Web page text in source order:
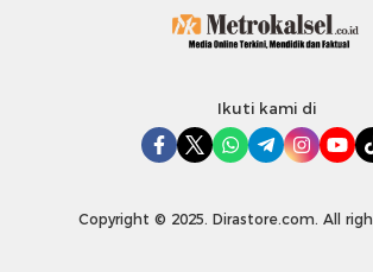
Ikuti kami di
Copyright © 2025. Dirastore.com. All